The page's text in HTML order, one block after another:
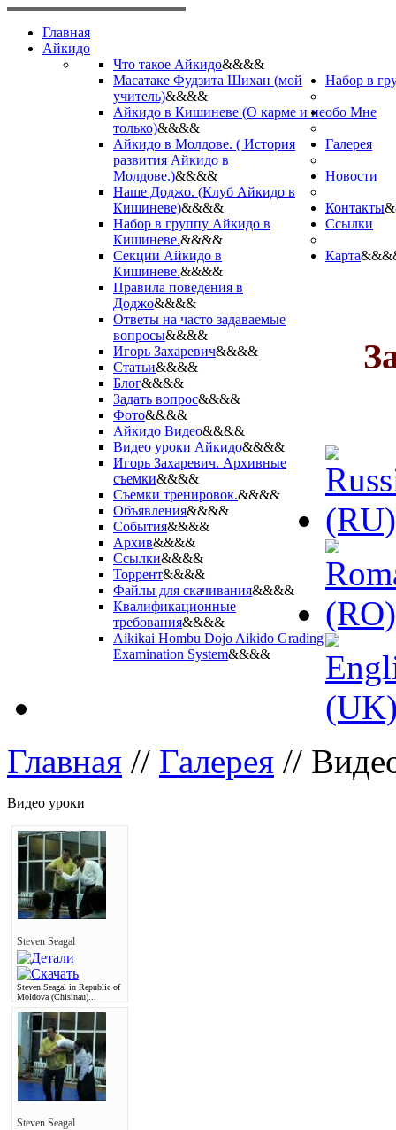
Главная
Айкидо
Что такое Айкидо&&&&
Масатаке Фудзита Шихан (мой
учитель)&&&&
Айкидо в Кишиневе (О карме и не
только)&&&&
Айкидо в Молдове. ( История
развития Айкидо в
Молдове.)&&&&
Наше Доджо. (Клуб Айкидо в
Кишиневе)&&&&
Набор в
Набор в группу Айкидо в
Кишиневе.&&&&
Секции Айкидо в
Кишиневе.&&&&
Правила поведения в
Доджо&&&&
Ответы на часто задаваемые
вопросы&&&&
обо Мне
Игорь Захаревич&&&&
Статьи&&&&
Блог&&&&
Задать вопрос&&&&
Галерея
Фото&&&&
Айкидо Видео&&&&
Видео уроки Айкидо&&&&
Игорь Захаревич. Архивные
съемки&&&&
Съемки тренировок.&&&&
Новости
Объявления&&&&
События&&&&
Архив&&&&
Контакты
Ссылки
Ссылки&&&&
Торрент&&&&
Файлы для скачивания&&&&
Квалификационные
требования&&&&
Aikikai Hombu Dojo Aikido Grading
Examination System&&&&
Карта
Главная // Галерея //
Видео уроки
Steven Seagal
Steven Seagal in Republic of
Moldova (Chisinau)...
Steven Seagal